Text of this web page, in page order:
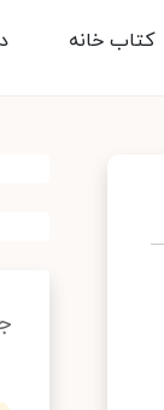
کتاب خانه